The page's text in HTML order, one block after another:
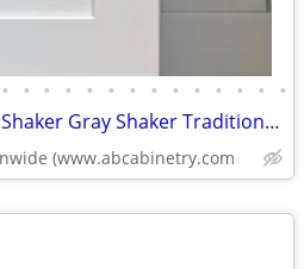
• • • • • • • • • • • • • •
Kitchen Cabinets White Shaker Gray Shaker Traditional Raised Panel
(www.abcabinetry.com